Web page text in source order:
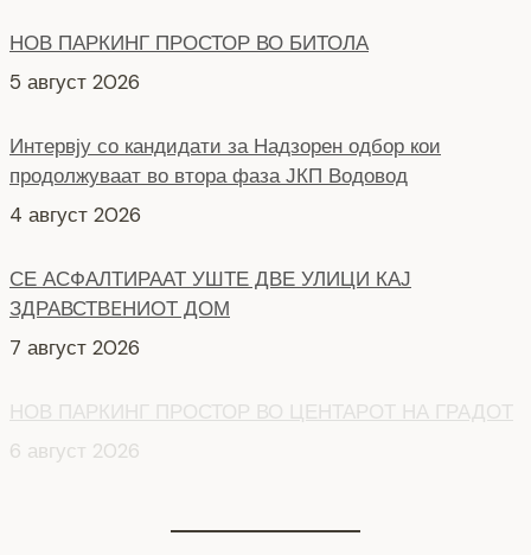
НОВ ПАРКИНГ ПРОСТОР ВО БИТОЛА
5 август 2026
Интервју со кандидати за Надзорен одбор кои
продолжуваат во втора фаза ЈКП Водовод
4 август 2026
СЕ АСФАЛТИРААТ УШТЕ ДВЕ УЛИЦИ КАЈ
ЗДРАВСТВEНИОТ ДОМ
7 август 2026
НОВ ПАРКИНГ ПРОСТОР ВО ЦЕНТАРОТ НА ГРАДОТ
6 август 2026